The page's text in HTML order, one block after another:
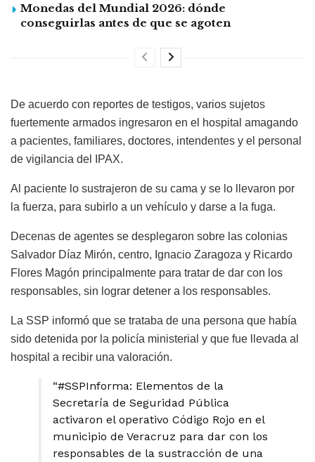
Monedas del Mundial 2026: dónde
conseguirlas antes de que se agoten
De acuerdo con reportes de testigos, varios sujetos
fuertemente armados ingresaron en el hospital amagando
a pacientes, familiares, doctores, intendentes y el personal
de vigilancia del IPAX.
Al paciente lo sustrajeron de su cama y se lo llevaron por
la fuerza, para subirlo a un vehículo y darse a la fuga.
Decenas de agentes se desplegaron sobre las colonias
Salvador Díaz Mirón, centro, Ignacio Zaragoza y Ricardo
Flores Magón principalmente para tratar de dar con los
responsables, sin lograr detener a los responsables.
La SSP informó que se trataba de una persona que había
sido detenida por la policía ministerial y que fue llevada al
hospital a recibir una valoración.
“#SSPInforma: Elementos de la
Secretaría de Seguridad Pública
activaron el operativo Código Rojo en el
municipio de Veracruz para dar con los
responsables de la sustracción de una